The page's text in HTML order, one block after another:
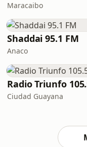
Maracaibo
Shaddai 95.1 FM
Anaco
Radio Triunfo
Ciudad Guayana